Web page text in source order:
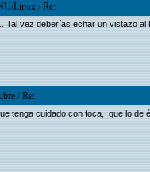
Linux/Re:
Tal vez deberías echar un vistazo
/Re:
tenga cuidado con foca, que lo de